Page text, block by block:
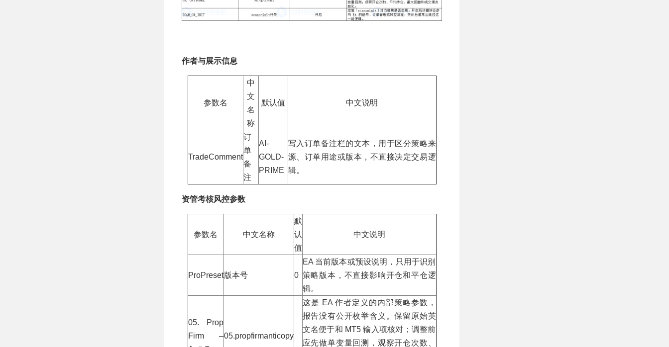
作者与展示信息
参数名
中
文
名
称
默认值 中文说明
TradeComment
订
单
备
注
AI-
GOLD-
PRIME
写入订单备注栏的文本，用于区分策略来
源、订单用途或版本，不直接决定交易逻
辑。
资管考核风控参数
参数名 中文名称
默
认
值
中文说明
ProPreset版本号 0
EA 当前版本或预设说明，只用于识别
策略版本，不直接影响开仓和平仓逻
辑。
05. Prop
Firm –05.propfirmanticopy
这是 EA 作者定义的内部策略参数，
报告没有公开枚举含义。保留原始英
文名便于和 MT5 输入项核对；调整前
应先做单变量回测，观察开仓次数、